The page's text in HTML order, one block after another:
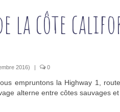
la côte
2016) 0
empruntons la Highway 1,
alterne entre côtes sauvages